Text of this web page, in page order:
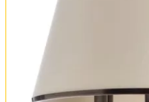
Оплата и доставка
Установка